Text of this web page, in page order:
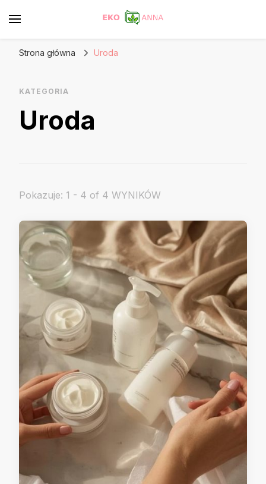
Strona główna Uroda
KATEGORIA
Uroda
Pokazuje: 1 - 4 of 4 WYNIKÓW